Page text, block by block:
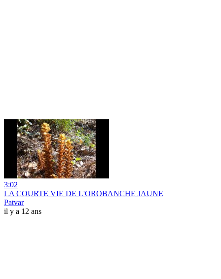
3:02
LA COURTE VIE DE L'OROBANCHE JAUNE
Patvar
il y a 12 ans